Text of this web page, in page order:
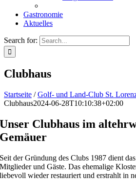
Gastronomie
Aktuelles
Search for:
Clubhaus
Startseite /Golf- und Land-Club St.
Clubhaus2024-06-28T10:10:38+02:00
Unser Clubhaus im
Gemäuer
Seit der Gründung des Clubs 1987 dient
Mitglieder und Gäste. Das ehemalige
liebevoll wieder restauriert und erstrahlt in